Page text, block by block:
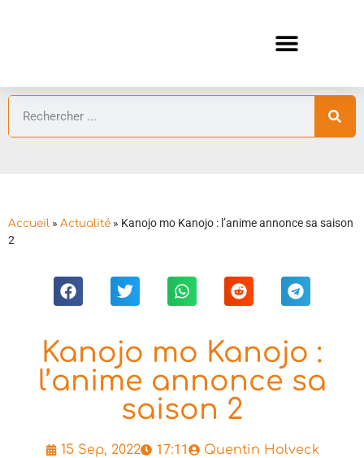
Accueil » Actualité » Kanojo mo Kanojo : l’anime annonce sa saison
2
Kanojo mo Kanojo :
l’anime annonce sa
saison 2
15 Sep, 2022 17:11 Quentin Holveck